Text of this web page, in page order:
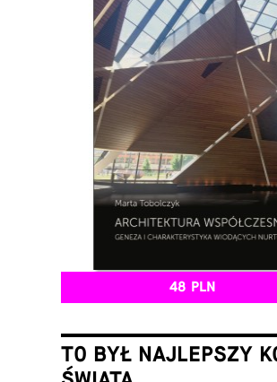
48 PLN
TO BYŁ NAJLEPSZY